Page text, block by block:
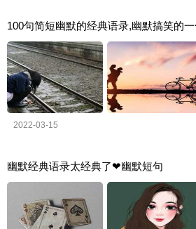
100句简短幽默的经典语录,幽默搞笑的
2022-03-15
幽默经典语录太经典了❤幽默短句